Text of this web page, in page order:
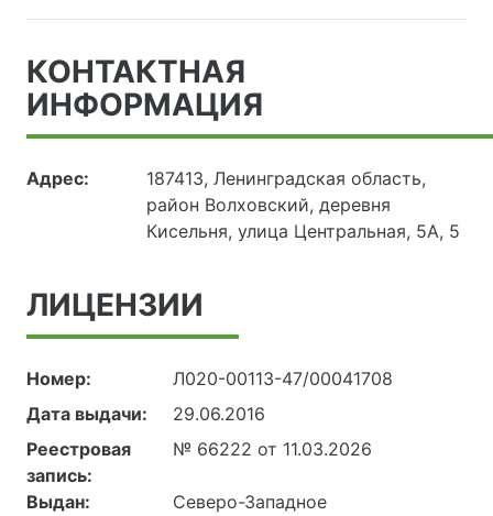
КОНТАКТНАЯ
ИНФОРМАЦИЯ
Адрес:
187413, Ленинградская область,
район Волховский, деревня
Кисельня, улица Центральная, 5А, 5
ЛИЦЕНЗИИ
Номер:
Л020-00113-47/00041708
Дата выдачи:
29.06.2016
Реестровая
запись:
№ 66222 от 11.03.2026
Выдан:
Северо-Западное